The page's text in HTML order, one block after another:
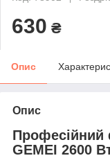
630 ₴
Опис
Опис
Професійний
GEMEI 2600